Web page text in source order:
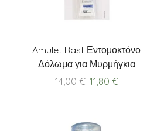
Amulet Basf Εντομοκτόνο
Δόλωμα για Μυρμήγκια
14,00€ Original
14,00 €.
11,80 €Current